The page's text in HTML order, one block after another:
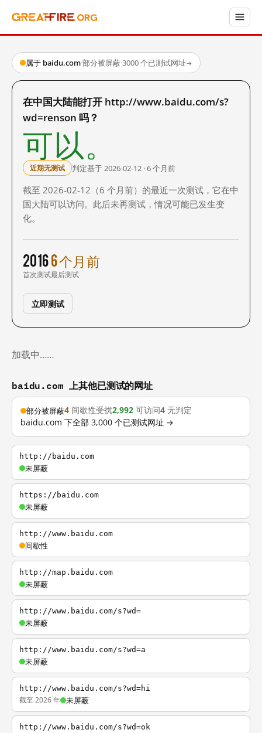
属于 baidu.com·部分被屏蔽·3000 个已测试网址→
在中国大陆能打开 http://www.baidu.com/s?
wd=renson 吗？
可以。
近期无测试 判定基于 2026-02-12 · 6 个月前
截至 2026-02-12（6 个月前）的最近一次测试，它在中
国大陆可以访问。此后未再测试，情况可能已发生变
化。
2016
首次测试
6 个月前
最后测试
立即测试
加载中……
baidu.com 上其他已测试的网址
部分被屏蔽4 间歇性受扰2,992 可访问4 无判定
baidu.com 下全部 3,000 个已测试网址 →
http://baidu.com
未屏蔽
https://baidu.com
未屏蔽
http://www.baidu.com
间歇性
http://map.baidu.com
未屏蔽
http://www.baidu.com/s?wd=
未屏蔽
http://www.baidu.com/s?wd=a
未屏蔽
http://www.baidu.com/s?wd=hi
截至 2026 年 未屏蔽
http://www.baidu.com/s?wd=ok